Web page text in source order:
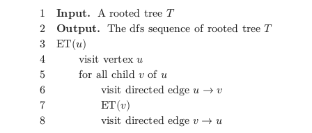
Lyndon 分解
Main–Lorentz 算法
高次剩余 & 单位根
狄利克雷卷积
莫比乌斯反演
序理论
杨氏矩阵
Berlekamp–Massey 算法
平面图
图的着色
网络流
1 𝐈𝐧𝐩𝐮𝐭. A rooted tree 𝑇
2
𝐎𝐮𝐭𝐩𝐮𝐭. The dfs sequence of rooted tree 𝑇
3
ET(𝑢)
4
visit vertex 𝑢
5
for all child 𝑣 of 𝑢
6
visit directed edge 𝑢 → 𝑣
7
ET(𝑣)
8
visit directed edge 𝑣 → 𝑢
Input. A rooted treeT2Output.The dfs sequence of